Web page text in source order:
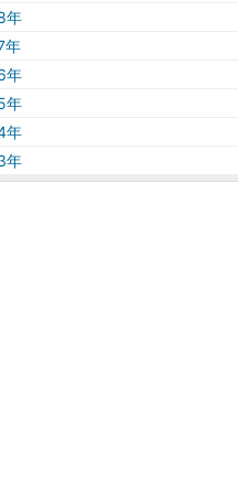
年
年
年
年
年
年